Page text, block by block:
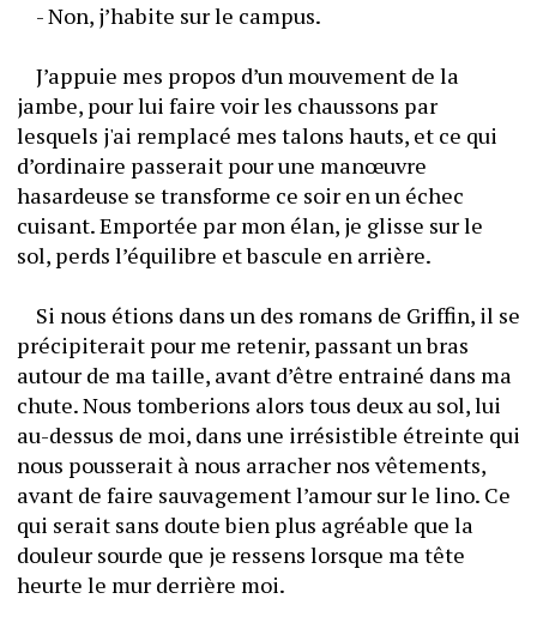
	- Non, j’habite sur le campus.
	J’appuie mes propos d’un mouvement de la
jambe, pour lui faire voir les chaussons par
lesquels j'ai remplacé mes talons hauts, et ce qui
d’ordinaire passerait pour une manœuvre
hasardeuse se transforme ce soir en un échec
cuisant. Emportée par mon élan, je glisse sur le
sol, perds l’équilibre et bascule en arrière.
	Si nous étions dans un des romans de Griffin, il se
précipiterait pour me retenir, passant un bras
autour de ma taille, avant d’être entrainé dans ma
chute. Nous tomberions alors tous deux au sol, lui
au-dessus de moi, dans une irrésistible étreinte qui
nous pousserait à nous arracher nos vêtements,
avant de faire sauvagement l’amour sur le lino. Ce
qui serait sans doute bien plus agréable que la
douleur sourde que je ressens lorsque ma tête
heurte le mur derrière moi.